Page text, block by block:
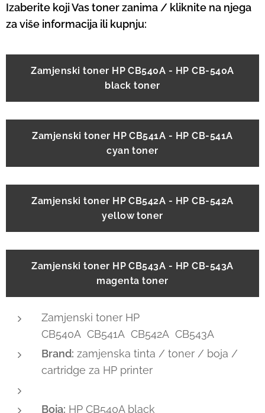
Izaberite koji Vas toner zanima / kliknite na njega
za više informacija ili kupnju:
Zamjenski toner HP CB540A - HP CB-540A
black toner
Zamjenski toner HP CB541A - HP CB-541A
cyan toner
Zamjenski toner HP CB542A - HP CB-542A
yellow toner
Zamjenski toner HP CB543A - HP CB-543A
magenta toner
Zamjenski toner HP
CB540A CB541A CB542A CB543A
Brand: zamjenska tinta / toner / boja /
cartridge za HP printer
Boja: HP CB540A black